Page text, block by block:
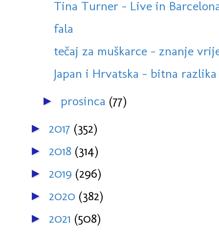
Tina Turner - Live in
fala
tečaj za muškarce - znanje
Japan i Hrvatska - bitna razlika
► prosinca (77)
► 2017 (352)
► 2018 (314)
► 2019 (296)
► 2020 (382)
► 2021 (508)